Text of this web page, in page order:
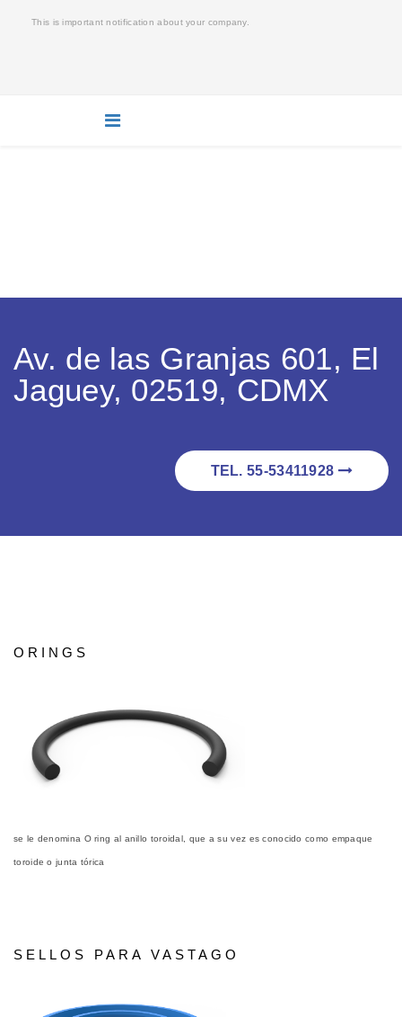
This is important notification about your company.
Av. de las Granjas 601, El
Jaguey, 02519, CDMX
TEL. 55-53411928
ORINGS
se le denomina O ring al anillo toroidal, que a su vez es conocido como empaque
toroide o junta tórica
SELLOS PARA VASTAGO